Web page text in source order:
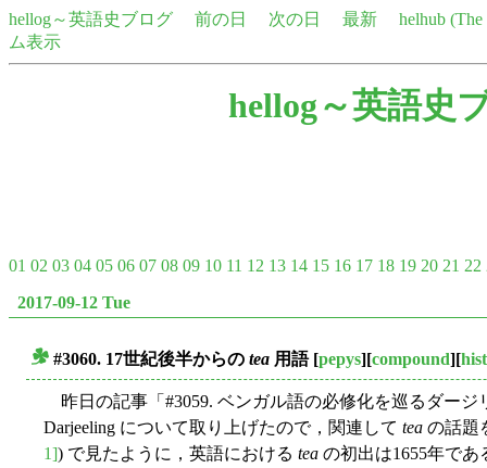
hellog～英語史ブログ 前の日 次の日 最新
helhub
ム表示
hellog～英語史
01 02 03 04 05 06 07 08 09 10 11 12 13 14 15 16 17 18 19 20 21 22
2017-09-12 Tue
#3060. 17世紀後半からの tea 用語[pepys][compound][
昨日の記事「#3059. ベンガル語の必修化を巡るダージ
Darjeeling について取り上げたので，関連して tea の話題
1]) で見たように，英語における tea の初出は1655年であ